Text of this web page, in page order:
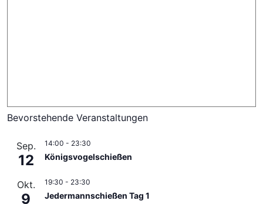
Bevorstehende Veranstaltungen
Sep.
12
14:00 - 23:30
Königsvogelschießen
Okt.
9
19:30 - 23:30
Jedermannschießen Tag 1